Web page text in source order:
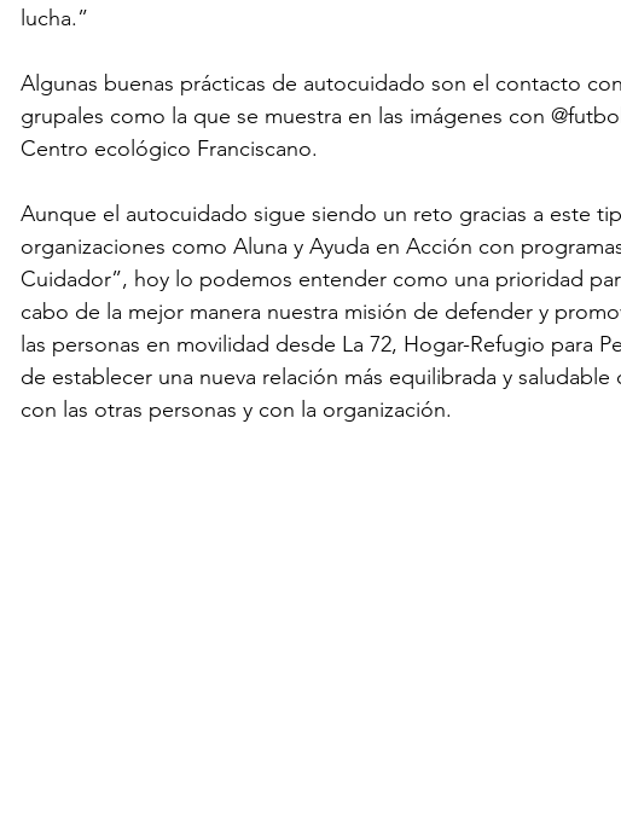
lucha.”
Algunas buenas prácticas de autocuidado son el contacto
grupales como la que se muestra en las imágenes con
Centro ecológico Franciscano.
Aunque el autocuidado sigue siendo un reto gracias a este
organizaciones como Aluna y Ayuda en Acción con
Cuidador”, hoy lo podemos entender como una prioridad
cabo de la mejor manera nuestra misión de defender y
las personas en movilidad desde La 72, Hogar-Refugio para
de establecer una nueva relación más equilibrada y
con las otras personas y con la organización.